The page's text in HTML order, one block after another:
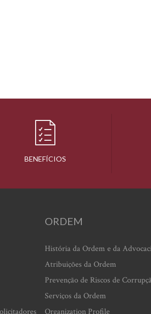
BENEFÍCIOS
ORDEM
História da Ordem e da
Atribuições da Ordem
Prevenção de Riscos de
Serviços da Ordem
Organization Profile